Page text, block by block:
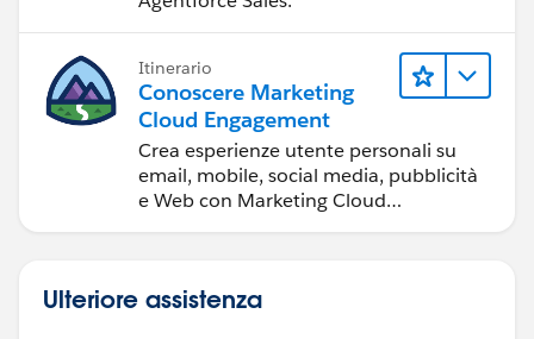
Itinerario
Conoscere Marketing
Cloud Engagement
Crea esperienze utente personali su
email, mobile, social media, pubblicità
e Web con Marketing Cloud
Ulteriore assistenza